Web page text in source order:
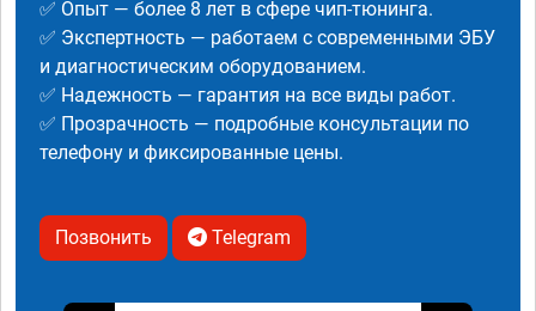
✅ Опыт — более 8 лет в сфере чип-тюнинга.
✅ Экспертность — работаем с современными ЭБУ
и диагностическим оборудованием.
✅ Надежность — гарантия на все виды работ.
✅ Прозрачность — подробные консультации по
телефону и фиксированные цены.
Позвонить Telegram